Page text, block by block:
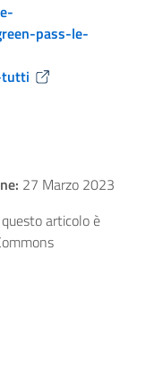
pass-le-
tutti
27 Marzo 2023
articolo è